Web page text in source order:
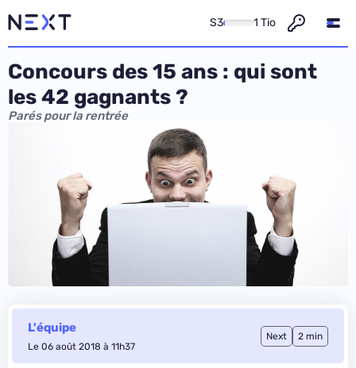
S3 1 Tio
Concours des 15 ans : qui sont
les 42 gagnants ?
Parés pour la rentrée
L'équipe
Le 06 août 2018 à 11h37
Next 2 min